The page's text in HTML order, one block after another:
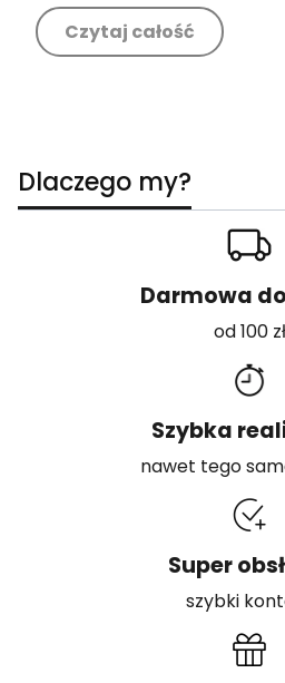
Czytaj całość
Dlaczego my?
Darmowa
od 100 zł
Szybka
nawet tego
Super
szybki